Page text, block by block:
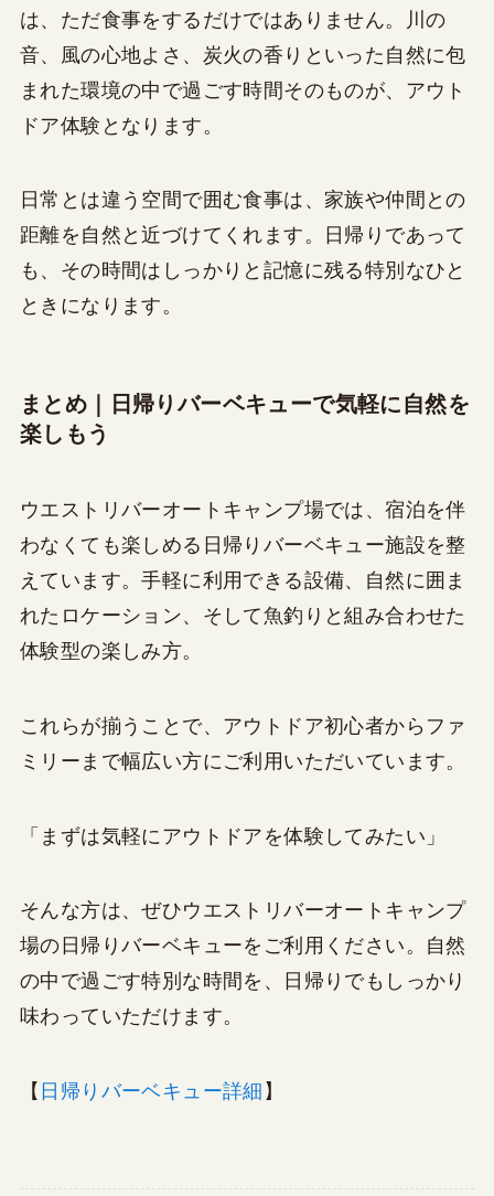
は、ただ食事をするだけではありません。川の
音、風の心地よさ、炭火の香りといった自然に包
まれた環境の中で過ごす時間そのものが、アウト
ドア体験となります。
日常とは違う空間で囲む食事は、家族や仲間との
距離を自然と近づけてくれます。日帰りであって
も、その時間はしっかりと記憶に残る特別なひと
ときになります。
まとめ｜日帰りバーベキューで気軽に自然を
楽しもう
ウエストリバーオートキャンプ場では、宿泊を伴
わなくても楽しめる日帰りバーベキュー施設を整
えています。手軽に利用できる設備、自然に囲ま
れたロケーション、そして魚釣りと組み合わせた
体験型の楽しみ方。
これらが揃うことで、アウトドア初心者からファ
ミリーまで幅広い方にご利用いただいています。
「まずは気軽にアウトドアを体験してみたい」
そんな方は、ぜひウエストリバーオートキャンプ
場の日帰りバーベキューをご利用ください。自然
の中で過ごす特別な時間を、日帰りでもしっかり
味わっていただけます。
【 日帰りバーベキュー詳細 】